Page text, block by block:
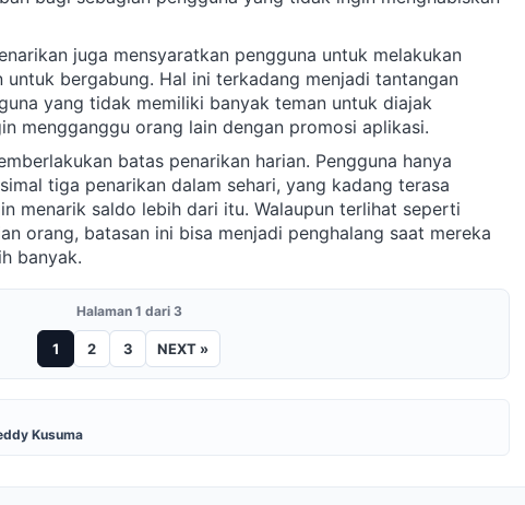
juga mensyaratkan pengguna untuk melakukan
untuk bergabung. Hal ini terkadang menjadi tantangan
yang tidak memiliki banyak teman untuk diajak
mengganggu orang lain dengan promosi aplikasi.
batas penarikan harian. Pengguna hanya
tiga penarikan dalam sehari, yang kadang terasa
menarik saldo lebih dari itu. Walaupun terlihat seperti
orang, batasan ini bisa menjadi penghalang saat mereka
banyak.
Halaman 1 dari 3
1 2 3 NEXT »
Kusuma